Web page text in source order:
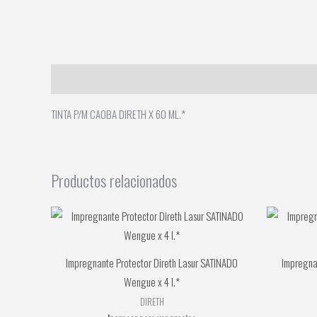
TINTA P/M CAOBA DIRETH X 60 ML.*
Productos relacionados
Impregnante Protector Direth Lasur SATINADO
Wengue x 4 l.*
DIRETH